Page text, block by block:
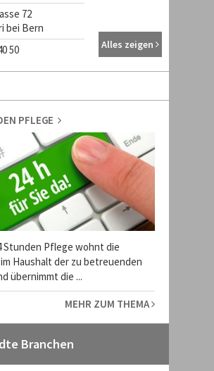
72
bei Bern
50
Alles zeigen
PFLEGE
Stunden Pflege wohnt die
Haushalt der zu betreuenden
übernimmt die ...
MEHR ZUM THEMA
Branchen